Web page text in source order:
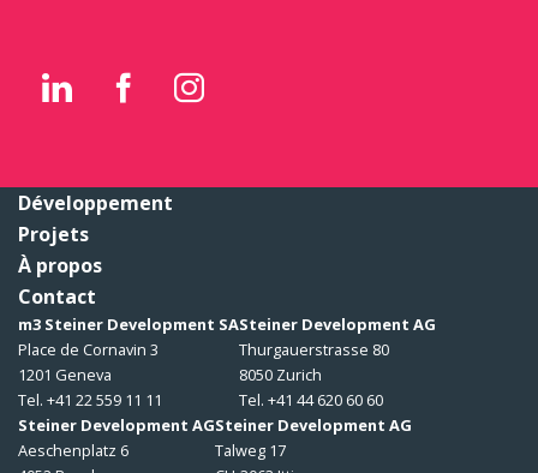
Développement
Projets
À propos
Contact
m3 Steiner Development SA
Place de Cornavin 3
1201 Geneva
Tel. +41 22 559 11 11
Steiner Development AG
Thurgauerstrasse 80
8050 Zurich
Tel. +41 44 620 60 60
Steiner Development AG
Aeschenplatz 6
Steiner Development AG
Talweg 17